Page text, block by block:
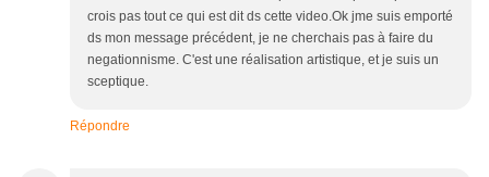
crois pas tout ce qui est dit ds cette video.Ok jme suis emporté
ds mon message précédent, je ne cherchais pas à faire du
negationnisme. C'est une réalisation artistique, et je suis un
sceptique.
Répondre